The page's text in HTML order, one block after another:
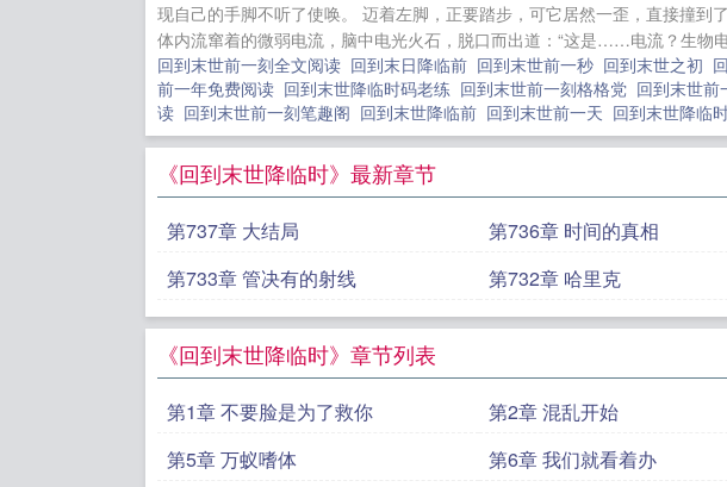
现自己的手脚不听了使唤。 迈着左脚，正要踏步，可它居然一歪，直接撞
体内流窜着的微弱电流，脑中电光火石，脱口而出道：“这是……电流？生物
回到末世前一刻全文阅读 回到末日降临前 回到末世前一秒 回到末世之初
前一年免费阅读 回到末世降临时码老练 回到末世前一刻格格党 回到末世前
读 回到末世前一刻笔趣阁 回到末世降临前 回到末世前一天 回到末世降临
《回到末世降临时》最新章节
第737章 大结局 第736章 时间的真相
第733章 管决有的射线
第732章 哈里克
《回到末世降临时》章节列表
第1章 不要脸是为了救你 第2章 混乱开始
第5章 万蚁嗜体
第6章 我们就看着办